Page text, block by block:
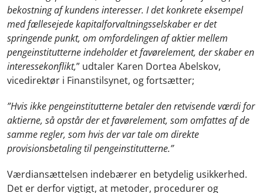
bekostning af kundens interesser. I det konkrete eksempel
med fællesejede kapitalforvaltningsselskaber er det
springende punkt, om omfordelingen af aktier mellem
pengeinstitutterne indeholder et favørelement, der skaber en
interessekonflikt,” udtaler Karen Dortea Abelskov,
vicedirektør i Finanstilsynet, og fortsætter;
”Hvis ikke pengeinstitutterne betaler den retvisende værdi for
aktierne, så opstår der et favørelement, som omfattes af de
samme regler, som hvis der var tale om direkte
provisionsbetaling til pengeinstitutterne.”
Værdiansættelsen indebærer en betydelig usikkerhed.
Det er derfor vigtigt, at metoder, procedurer og